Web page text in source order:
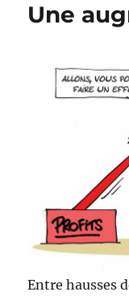
Une
Entre hausses